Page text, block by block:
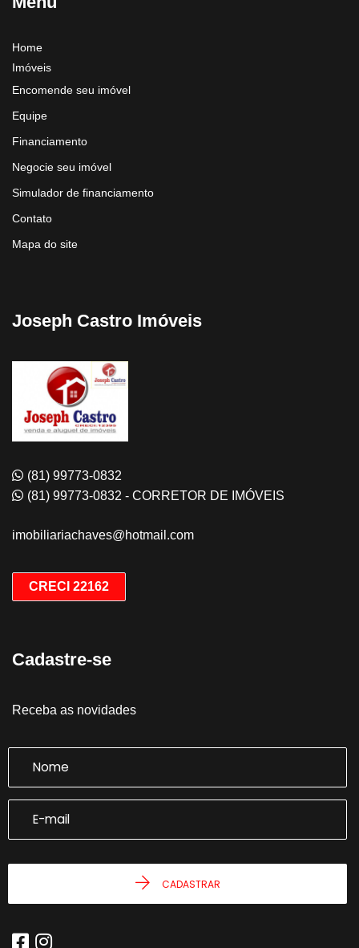
Home
Imóveis
Encomende seu imóvel
Equipe
Financiamento
Negocie seu imóvel
Simulador de financiamento
Contato
Mapa do site
Joseph Castro Imóveis
(81) 99773-0832
(81) 99773-0832 - CORRETOR DE IMÓVEIS
imobiliariachaves@hotmail.com
CRECI 22162
Cadastre-se
Receba as novidades
CADASTRAR